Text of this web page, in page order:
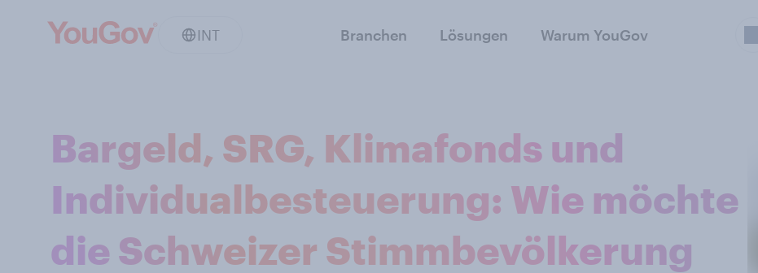
INT Branchen Lösungen Warum YouGov
Bargeld, SRG, Klimafonds und
Individualbesteuerung: Wie möchte
die Schweizer Stimmbevölkerung